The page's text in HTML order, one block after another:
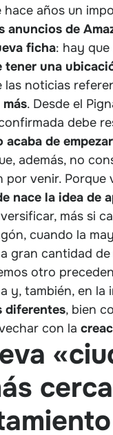
hace años un
anuncios de
ficha: hay que
tener una
las noticias
. Desde el
debe
acaba de empezar
además, no
por venir.
nace la idea de
más si
cuando la
gran cantidad de
otro
y, también, en la
diferentes, bien
con la